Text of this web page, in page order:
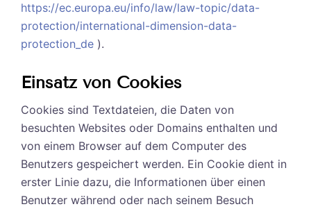
https://ec.europa.eu/info/law/law-topic/data-
protection/international-dimension-data-
protection_de ).
Einsatz von Cookies
Cookies sind Textdateien, die Daten von
besuchten Websites oder Domains enthalten und
von einem Browser auf dem Computer des
Benutzers gespeichert werden. Ein Cookie dient in
erster Linie dazu, die Informationen über einen
Benutzer während oder nach seinem Besuch